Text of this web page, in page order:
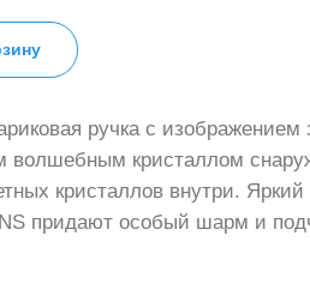
ручка c изображением
волшебным кристаллом
кристаллов внутри.
придают особый шарм и